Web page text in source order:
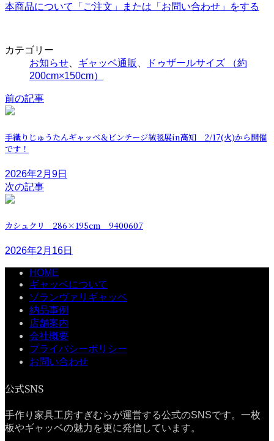
本商品について「ご注文」または「お問い合わせ」をする
カテゴリー
お知らせ
ギャッベ通販
ドゥザールサイズ （約
200cm×150cm）
前の記事
手織りじゅうたんギャッベ＆ビンテージ絨毯展in高知 2/17(火)から開催
です！
2026年2月9日
次の記事
カシュクリ 286×195cm 9400607
2026年2月16日
HOME
ギャッベについて
ゾランヴァリギャッベ
納品事例
店舗案内
会社概要
プライバシーポリシー
お問い合わせ
公式SNS
手作り家具工房すぎむらが運営する公式のSNSです。一枚
板やギャッベの魅力を更に発信しています。